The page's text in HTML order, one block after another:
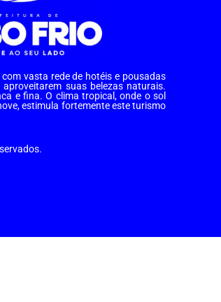
vasta rede de hotéis e pousadas
suas belezas naturais.
e fina. O clima tropical, onde o sol
estimula fortemente este turismo